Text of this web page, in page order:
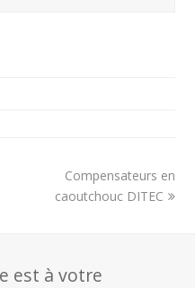
next
post:
Compensateurs en
caoutchouc DITEC
est à votre